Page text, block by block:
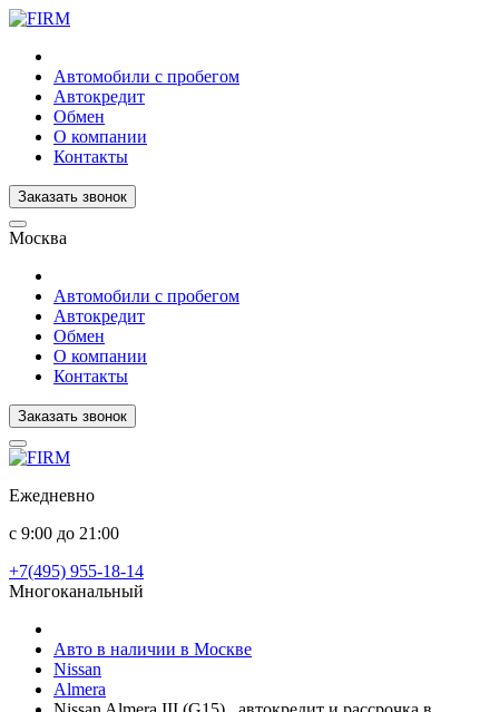
Автомобили с пробегом
Автокредит
Обмен
О компании
Контакты
Заказать звонок
Москва
Автомобили с пробегом
Автокредит
Обмен
О компании
Контакты
Заказать звонок
Ежедневно
с 9:00 до 21:00
+7(495) 955-18-14
Многоканальный
Авто в наличии в Москве
Nissan
Almera